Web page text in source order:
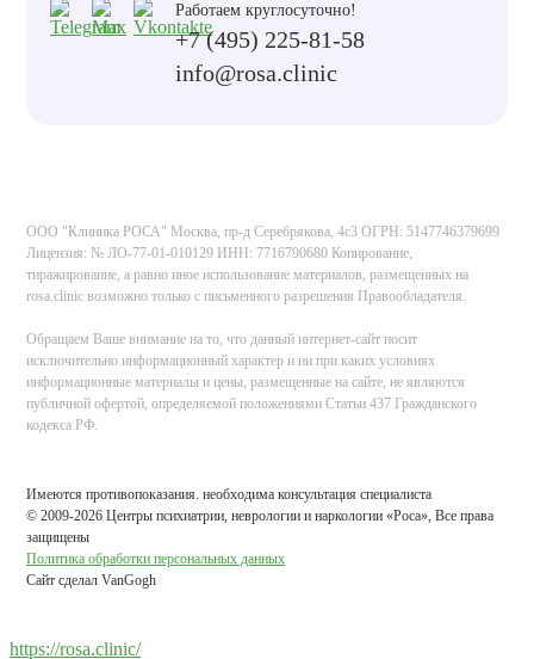
Работаем круглосуточно!
+7 (495) 225-81-58
info@rosa.clinic
ООО "Клиника РОСА" Москва, пр-д Серебрякова, 4с3 ОГРН: 5147746379699
Лицензия: № ЛО-77-01-010129 ИНН: 7716790680 Копирование,
тиражирование, а равно иное использование материалов, размещенных на
rosa.clinic возможно только с письменного разрешения Правообладателя.
Обращаем Ваше внимание на то, что данный интернет-сайт носит
исключительно информационный характер и ни при каких условиях
информационные материалы и цены, размещенные на сайте, не являются
публичной офертой, определяемой положениями Статьи 437 Гражданского
кодекса РФ.
Имеются противопоказания. необходима консультация специалиста
© 2009-2026 Центры психиатрии, неврологии и наркологии «Роса», Все права
защищены
Политика обработки персональных данных
Сайт сделал VanGogh
https://rosa.clinic/